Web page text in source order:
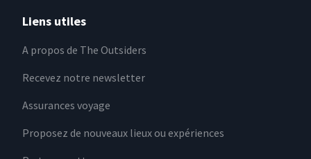
Liens utiles
A propos de The Outsiders
Recevez notre newsletter
Assurances voyage
Proposez de nouveaux lieux ou expériences